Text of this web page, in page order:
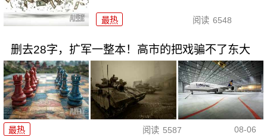
最热 阅读 6548
删去28字，扩军一整本！高市的把戏骗不了东大
最热 阅读 5587 08-06